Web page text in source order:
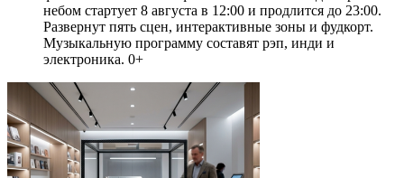
небом стартует 8 августа в 12:00 и продлится до 23:00.
Развернут пять сцен, интерактивные зоны и фудкорт.
Музыкальную программу составят рэп, инди и
электроника. 0+